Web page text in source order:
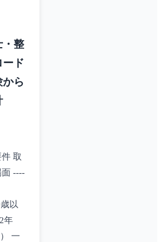
・整
ード
ら
取
----
以
年
一